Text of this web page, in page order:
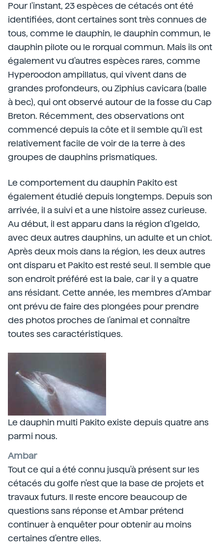
Pour l'instant, 23 espèces de cétacés ont été
identifiées, dont certaines sont très connues de
tous, comme le dauphin, le dauphin commun, le
dauphin pilote ou le rorqual commun. Mais ils ont
également vu d'autres espèces rares, comme
Hyperoodon ampillatus, qui vivent dans de
grandes profondeurs, ou Ziphius cavicara (balle
à bec), qui ont observé autour de la fosse du Cap
Breton. Récemment, des observations ont
commencé depuis la côte et il semble qu'il est
relativement facile de voir de la terre à des
groupes de dauphins prismatiques.
Le comportement du dauphin Pakito est
également étudié depuis longtemps. Depuis son
arrivée, il a suivi et a une histoire assez curieuse.
Au début, il est apparu dans la région d'Igeldo,
avec deux autres dauphins, un adulte et un chiot.
Après deux mois dans la région, les deux autres
ont disparu et Pakito est resté seul. Il semble que
son endroit préféré est la baie, car il y a quatre
ans résidant. Cette année, les membres d'Ambar
ont prévu de faire des plongées pour prendre
des photos proches de l'animal et connaître
toutes ses caractéristiques.
Le dauphin multi Pakito existe depuis quatre ans
parmi nous.
Ambar
Tout ce qui a été connu jusqu'à présent sur les
cétacés du golfe n'est que la base de projets et
travaux futurs. Il reste encore beaucoup de
questions sans réponse et Ambar prétend
continuer à enquêter pour obtenir au moins
certaines d'entre elles.